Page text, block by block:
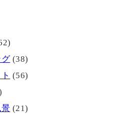
(38)
(56)
(21)